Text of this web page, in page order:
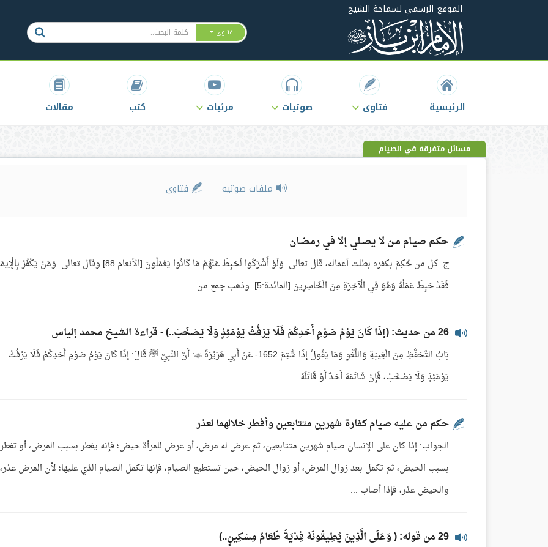
الموقع الرسمي لسماحة الشيخ
فتاوى
الرئيسية فتاوى صوتيات مرئيات كتب مقالات
مسائل متفرقة في الصيام
ملفات صوتية فتاوى
حكـم صيـام مـن لا يصـلي إلا في رمضـان
ج: كل من حُكِمَ بكفره بطلت أعماله، قال تعالى: وَلَوْ أَشْرَكُوا لَحَبِطَ عَنْهُمْ مَا كَانُوا يَعْمَلُونَ [الأنعام:88] وقال تعالى: وَمَنْ
فَقَدْ حَبِطَ عَمَلُهُ وَهُوَ فِي الْآخِرَةِ مِنَ الْخَاسِرِينَ [المائدة:5]. وذهب جمع من ...
26 من حديث: (إذَا كَانَ يَوْمُ صَوْمِ أَحَدِكُمْ فَلَا يَرْفُثْ يَوْمَئِذٍ وَلَا يَصْخَبْ..) - قراءة الشيخ محمد إلياس
بَابُ التَّحَفُّظِ مِنَ الْغِيبَةِ وَاللَّغْوِ وَمَا يَقُولُ إذَا شُتِمَ 1652- عَنْ أَبِي هُرَيْرَةَ : أَنَّ النَّبِيَّ ﷺ قَالَ: إذَا كَانَ يَوْمُ صَوْمِ أَحَدِكُمْ فَلَا يَرْفُثْ
يَوْمَئِذٍ وَلَا يَصْخَبْ، فَإِنْ شَاتَمَهُ أَحَدٌ أَوْ قَاتَلَهُ ...
حكم من عليه صيام كفارة شهرين متتابعين وأفطر خلالهما لعذر
الجواب: إذا كان على الإنسان صيام شهرين متتابعين، ثم عرض له مرض، أو عرض للمرأة حيض؛ فإنه يفطر بسبب المرض، أو تفطر
بسبب الحيض، ثم تكمل بعد زوال المرض، أو زوال الحيض، حين تستطيع الصيام، فإنها تكمل الصيام الذي عليها؛ لأن المرض عذر،
والحيض عذر، فإذا أصاب ...
29 من قوله: ( وَعَلَى الَّذِينَ يُطِيقُونَهُ فِدْيَةٌ طَعَامُ مِسْكِينٍ..)